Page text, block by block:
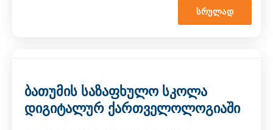
ᲡᲠᲣᲚᲐᲓ
ბათუმის საზაფხულო სკოლა
დიგიტალურ ქართველოლოგიაში